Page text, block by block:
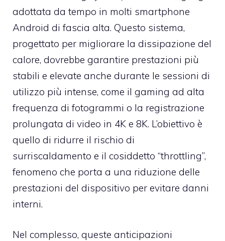
adottata da tempo in molti smartphone
Android di fascia alta. Questo sistema,
progettato per migliorare la dissipazione del
calore, dovrebbe garantire prestazioni più
stabili e elevate anche durante le sessioni di
utilizzo più intense, come il gaming ad alta
frequenza di fotogrammi o la registrazione
prolungata di video in 4K e 8K. L’obiettivo è
quello di ridurre il rischio di
surriscaldamento e il cosiddetto “throttling”,
fenomeno che porta a una riduzione delle
prestazioni del dispositivo per evitare danni
interni.
Nel complesso, queste anticipazioni